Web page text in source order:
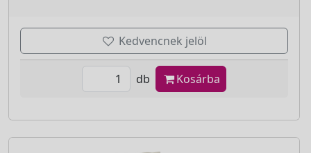
Kedvencnek jelöl
db Kosárba